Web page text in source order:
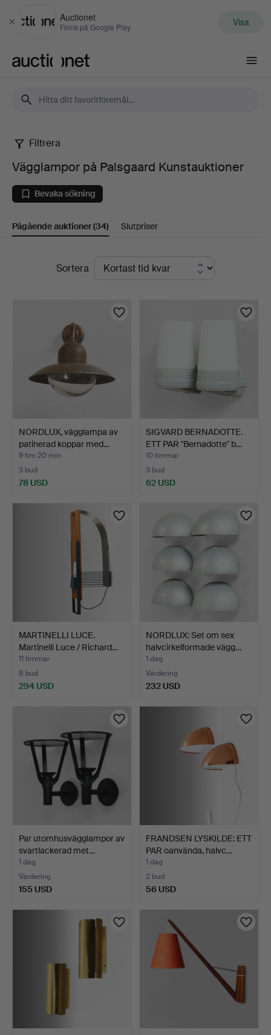
Stäng
Auctionet
Finns på Google Play Visa
Vägglampor
på
Palsgaard
Kunstauktioner
Filtrera
Vägglampor på Palsgaard Kunstauktioner
Bevaka sökning
Pågående auktioner(34) Slutpriser
PågåendeSortera
NORDLUX, vägglampa av
patinerad koppar med…
9 tim 20 min
3 bud
78 USD
SIGVARD BERNADOTTE.
ETT PAR "Bernadotte" b…
10 timmar
3 bud
62 USD
MARTINELLI LUCE.
Martinelli Luce / Richard…
11 timmar
8 bud
294 USD
NORDLUX: Set om sex
halvcirkelformade vägg…
1 dag
Värdering
232 USD
Par utomhusvägglampor av
svartlackerad met…
1 dag
Värdering
155 USD
FRANDSEN LYSKILDE: ETT
PAR oanvända, halvc…
1 dag
2 bud
56 USD